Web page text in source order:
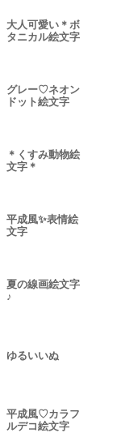
大人可愛い＊ボ
タニカル絵文字
グレー♡ネオン
ドット絵文字
＊くすみ動物絵
文字＊
平成風✨表情絵
文字
夏の線画絵文字
♪
ゆるいいぬ
平成風♡カラフ
ルデコ絵文字